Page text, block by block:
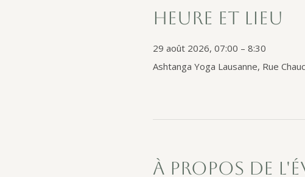
Heure et lieu
29 août 2026, 07:00 – 8:30
Ashtanga Yoga Lausanne, Rue
À propos de